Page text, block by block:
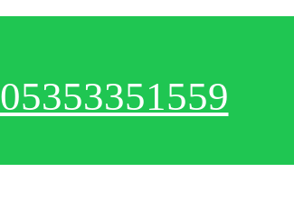
05353351559